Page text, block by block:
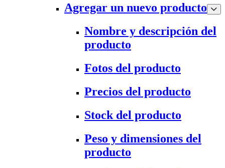
Agregar un nuevo producto
Nombre y descripción del
producto
Fotos del producto
Precios del producto
Stock del producto
Peso y dimensiones del
producto